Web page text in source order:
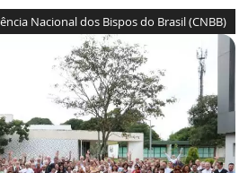
Nacional dos Bispos do Brasil (CNBB)